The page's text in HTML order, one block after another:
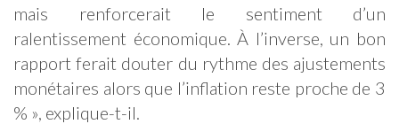
mais renforcerait le sentiment d’un
ralentissement économique. À l’inverse, un bon
rapport ferait douter du rythme des ajustements
monétaires alors que l’inflation reste proche de 3
% », explique-t-il.